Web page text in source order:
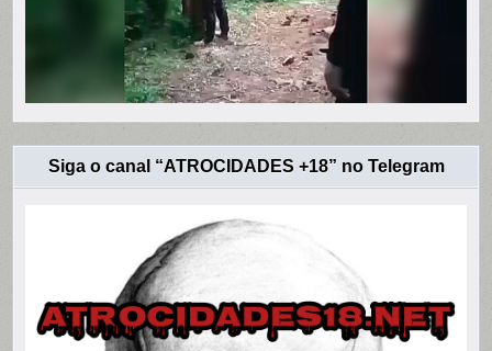
Siga o canal “ATROCIDADES +18” no Telegram